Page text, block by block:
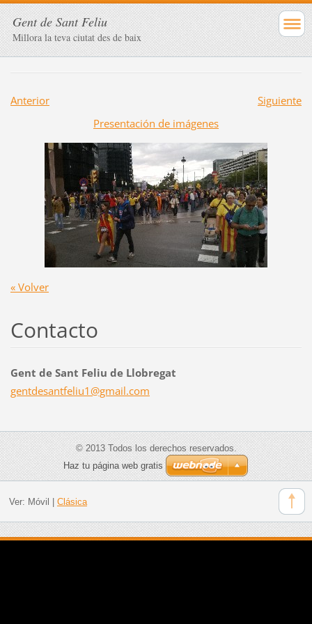
Gent de Sant Feliu
Millora la teva ciutat des de baix
Anterior
Siguiente
Presentación de imágenes
« Volver
Contacto
Gent de Sant Feliu de Llobregat
gentdesantfeliu1@gmail.com
© 2013 Todos los derechos reservados.
Haz tu página web gratis
Ver: Móvil Clásica